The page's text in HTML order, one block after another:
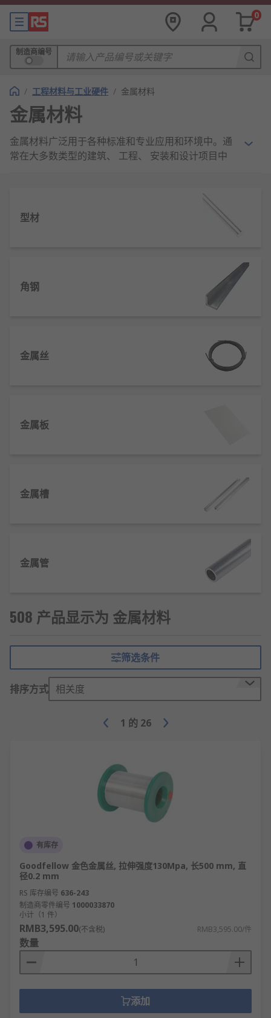
0
制造商编号
/ 工程材料与工业硬件 / 金属材料
金属材料
金属材料广泛用于各种标准和专业应用和环境中。通
常在大多数类型的建筑、 工程、 安装和设计项目中
我们提供哪些类型的金属材料？
大型商业应用到小型 DIY 工作的各种应用。这些金属
材质包括：
青铜
不锈钢
建筑和建造
制造业
医疗设备
家电
我可以购买哪些金属形式？
除各种材质选项以外， 我们还提供多种金属形式。金
属形式是指一种材料供应的类型或形状。材料形式的
范围可在处理项目时提供更准确的起始材料。我们的
槽
型材
角钢
金属丝
金属板
金属槽
金属管
508 产品显示为 金属材料
筛选条件
排序方式 相关度
1 的 26
有库存
Goodfellow 金色金属丝, 拉伸强度130Mpa, 长500 mm, 直
径0.2 mm
RS 库存编号 636-243
制造商零件编号 1000033870
小计（1 件）
RMB3,595.00(不含税) RMB3,595.00/件
数量
添加